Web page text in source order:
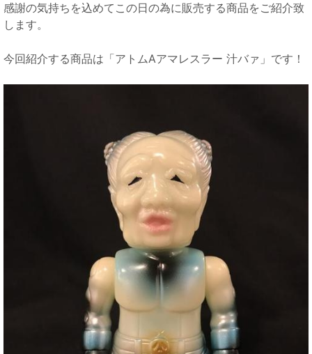
感謝の気持ちを込めてこの日の為に販売する商品をご紹介致
します。
今回紹介する商品は「アトムAアマレスラー 汁バァ」です！